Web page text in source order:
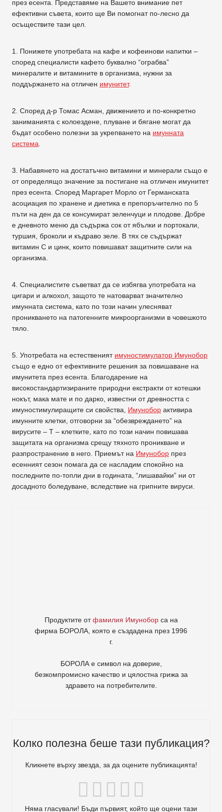
през есента. Представяме на Вашето внимание пет
ефективни съвета, които ще Ви помогнат по-лесно да
осъществите тази цел.
1. Понижете употребата на кафе и кофеинови напитки –
според специалисти кафето буквално “ограбва”
минералите и витамините в организма, нужни за
поддържането на отличен имунитет.
2. Според д-р Томас Асман, движението и по-конкретно
заниманията с колоездене, плуване и бягане могат да
бъдат особено полезни за укрепването на имунната
система
3. Набавянето на достатъчно витамини и минерали също е
от определящо значение за постигане на отличен имунитет
през есента. Според Маргарет Морло от Германската
асоциация по хранене и диетика е препоръчително по 5
пъти на ден да се консумират зеленчуци и плодове. Добре
е дневното меню да съдържа сок от ябълки и портокали,
туршия, броколи и къдраво зеле. В тях се съдържат
витамин С и цинк, които повишават защитните сили на
организма.
4. Специалистите съветват да се избягва употребата на
цигари и алкохол, защото те натоварват значително
имунната система, като по този начин улесняват
проникването на патогенните микроорганизми в човешкото
тяло.
5. Употребата на естественият имуностимулатор Имунобор
също е едно от ефективните решения за повишаване на
имунитета през есента. Благодарение на
високостандартизираните природни екстракти от котешки
нокът, мака мате и по дарко, известни от древността с
имуностимулиращите си свойства, Имунобор активира
имунните клетки, отговорни за “обезвреждането” на
вирусите – Т – клетките, като по този начин повишава
защитата на организма срещу тяхното проникване и
разпространение в него. Приемът на Имунобор през
есенният сезон помага да се насладим спокойно на
последните по-топли дни в годината, “лишавайки” ни от
досадното боледуване, вследствие на грипните вируси.
Продуктите отфамилия Имуноборса на
фирма БОРОЛА , която е създадена през 1996
г.
БОРОЛА е символ на доверие,
безкомпромисно качество и цялостна грижа за
здравето на потребителите.
Колко полезна беше тази публикация?
Кликнете върху звезда, за да оцените публикацията!
Няма гласували! Бъди първият, който ще оцени тази